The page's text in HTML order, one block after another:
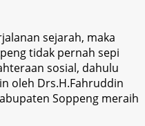
sejarah, maka
tidak pernah sepi
sosial, dahulu
oleh Drs.H.Fahruddin
Soppeng meraih